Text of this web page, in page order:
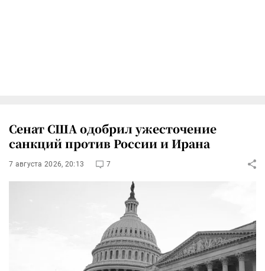
Сенат США одобрил ужесточение
санкций против России и Ирана
7 августа 2026, 20:13 7